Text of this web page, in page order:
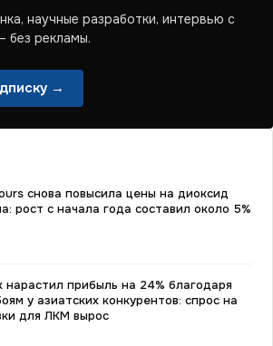
научные разработки, интервью с
без рекламы.
→
снова повысила цены на диоксид
рост с начала года составил около 5%
нарастил прибыль на 24% благодаря
у азиатских конкурентов: спрос на
для ЛКМ вырос